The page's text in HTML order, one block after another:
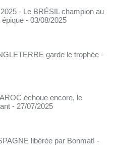
- Le BRÉSIL champion au
épique - 03/08/2025
garde le trophée -
échoue encore, le
- 27/07/2025
libérée par Bonmatí -